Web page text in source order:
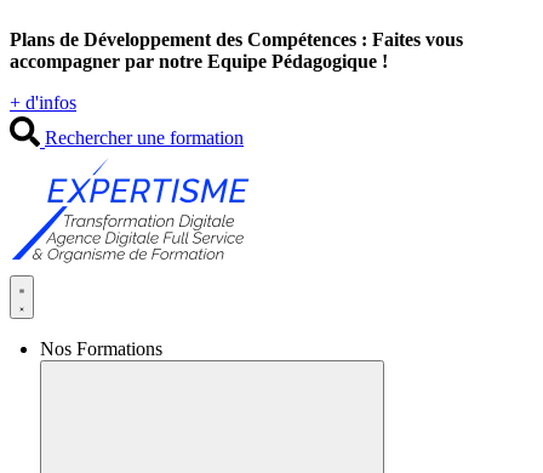
au
contenu
Plans de Développement des Compétences : Faites vous
accompagner par notre Equipe Pédagogique !
+ d'infos
Rechercher une formation
Nos Formations